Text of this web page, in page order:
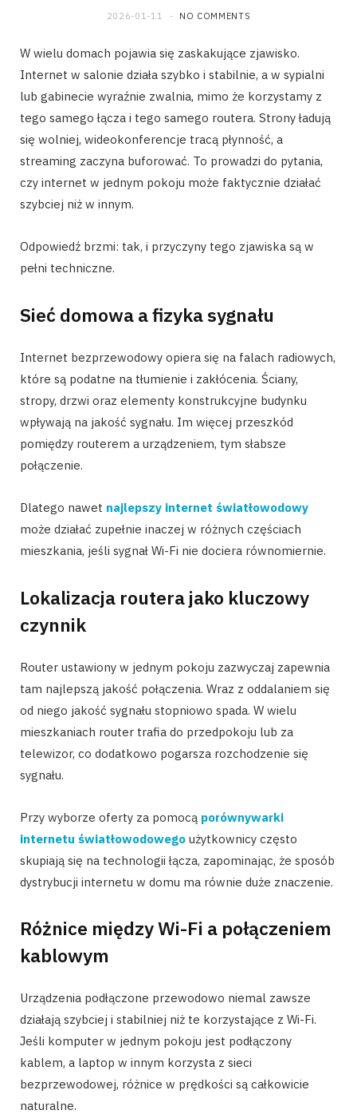
2026-01-11 NO COMMENTS
W wielu domach pojawia się zaskakujące zjawisko.
Internet w salonie działa szybko i stabilnie, a w sypialni
lub gabinecie wyraźnie zwalnia, mimo że korzystamy z
tego samego łącza i tego samego routera. Strony ładują
się wolniej, wideokonferencje tracą płynność, a
streaming zaczyna buforować. To prowadzi do pytania,
czy internet w jednym pokoju może faktycznie działać
szybciej niż w innym.
Odpowiedź brzmi: tak, i przyczyny tego zjawiska są w
pełni techniczne.
Sieć domowa a fizyka sygnału
Internet bezprzewodowy opiera się na falach radiowych,
które są podatne na tłumienie i zakłócenia. Ściany,
stropy, drzwi oraz elementy konstrukcyjne budynku
wpływają na jakość sygnału. Im więcej przeszkód
pomiędzy routerem a urządzeniem, tym słabsze
połączenie.
Dlatego nawet najlepszy internet światłowodowy
może działać zupełnie inaczej w różnych częściach
mieszkania, jeśli sygnał Wi-Fi nie dociera równomiernie.
Lokalizacja routera jako kluczowy
czynnik
Router ustawiony w jednym pokoju zazwyczaj zapewnia
tam najlepszą jakość połączenia. Wraz z oddalaniem się
od niego jakość sygnału stopniowo spada. W wielu
mieszkaniach router trafia do przedpokoju lub za
telewizor, co dodatkowo pogarsza rozchodzenie się
sygnału.
Przy wyborze oferty za pomocą porównywarki
internetu światłowodowego użytkownicy często
skupiają się na technologii łącza, zapominając, że sposób
dystrybucji internetu w domu ma równie duże znaczenie.
Różnice między Wi-Fi a połączeniem
kablowym
Urządzenia podłączone przewodowo niemal zawsze
działają szybciej i stabilniej niż te korzystające z Wi-Fi.
Jeśli komputer w jednym pokoju jest podłączony
kablem, a laptop w innym korzysta z sieci
bezprzewodowej, różnice w prędkości są całkowicie
naturalne.